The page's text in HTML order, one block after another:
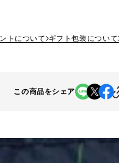
トについて ギフト包装について
この商品をシェア